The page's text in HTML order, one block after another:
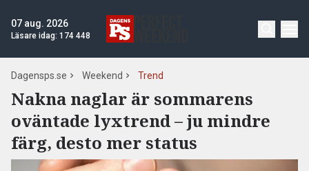
07 aug. 2026
Läsare idag: 174 448
Dagensps.se Weekend Trend
Nakna naglar är sommarens
oväntade lyxtrend – ju mindre
färg, desto mer status